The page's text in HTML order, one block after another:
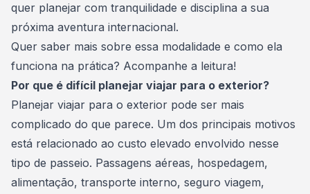
quer planejar com tranquilidade e disciplina a sua
próxima aventura internacional.
Quer saber mais sobre essa modalidade e como ela
funciona na prática? Acompanhe a leitura!
Por que é difícil planejar viajar para o exterior?
Planejar viajar para o exterior pode ser mais
complicado do que parece. Um dos principais motivos
está relacionado ao custo elevado envolvido nesse
tipo de passeio. Passagens aéreas, hospedagem,
alimentação, transporte interno, seguro viagem,